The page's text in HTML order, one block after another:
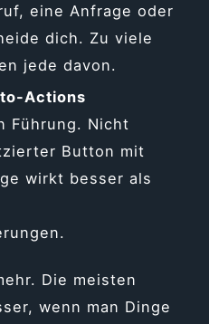
eine Anfrage oder
dich. Zu viele
jede davon.
Actions
Führung. Nicht
Button mit
wirkt besser als
Die meisten
wenn man Dinge